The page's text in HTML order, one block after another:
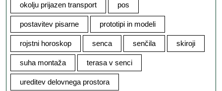
okolju prijazen transport pos
postavitev pisarne prototipi in modeli
rojstni horoskop senca senčila skiroji
suha montaža terasa v senci
ureditev delovnega prostora